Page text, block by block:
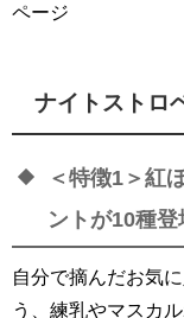
ページ
ナイトストロ
＜特徴1＞紅
ントが10種登
自分で摘んだお気
う、練乳やマスカ